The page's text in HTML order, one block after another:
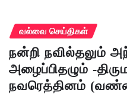
வல்வை செய்திகள்
நன்றி நவில்தலும்
அழைப்பிதழும் -
நவரெத்தினம்